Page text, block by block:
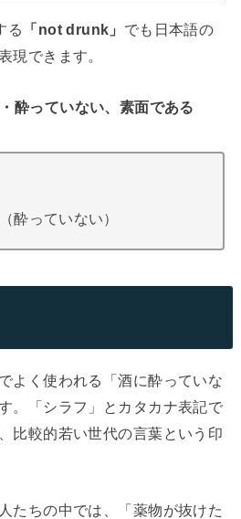
る 「not drunk」 でも日本語の
現できます。
酔っていない、素面である
酔っていない）
よく使われる「酒に酔っていな
。「シラフ」とカタカナ表記で
比較的若い世代の言葉という印
たちの中では、「薬物が抜けた